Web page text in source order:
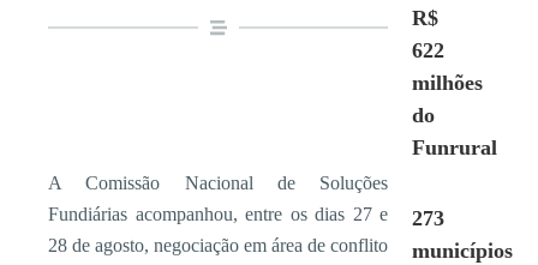
A Comissão Nacional de Soluções
Fundiárias acompanhou, entre os dias 27 e
28 de agosto, negociação em área de conflito
R$
622
milhões
do
Funrural
273
municípios